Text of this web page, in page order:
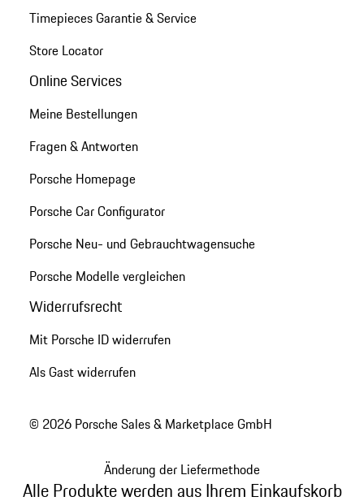
Timepieces Garantie & Service
Store Locator
Online Services
Meine Bestellungen
Fragen & Antworten
Porsche Homepage
Porsche Car Configurator
Porsche Neu- und Gebrauchtwagensuche
Porsche Modelle vergleichen
Widerrufsrecht
Mit Porsche ID widerrufen
Als Gast widerrufen
© 2026 Porsche Sales & Marketplace GmbH
Änderung der Liefermethode
Alle Produkte werden aus Ihrem Einkaufskorb